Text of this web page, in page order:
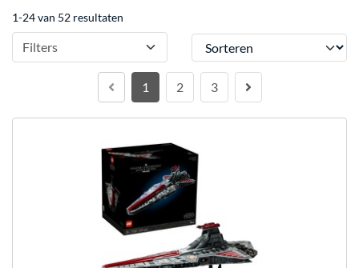
1-24 van 52 resultaten
Filters Sorteren
1 2 3